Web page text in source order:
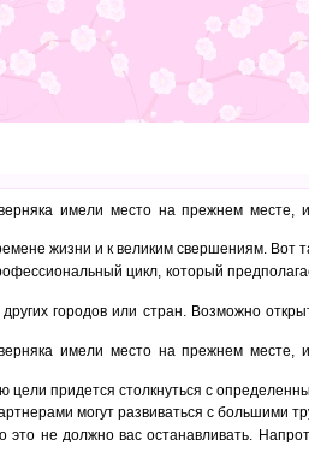
имели место на прежнем месте,
жизни и к великим свершениям. Вот
цикл, который
городов или стран. Возможно
имели место на прежнем месте,
придется столкнуться с
могут развиваться с большими
не должно вас останавливать.